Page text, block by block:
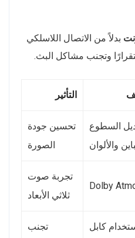
بدلاً من الاتصال اللاسلكي
وتجنب مشاكل البث.
التأثير
السطوع
والألوان
تحسين جودة
الصورة
Dolby
تجربة صوت
ثلاثي الأبعاد
كابل
تجنب